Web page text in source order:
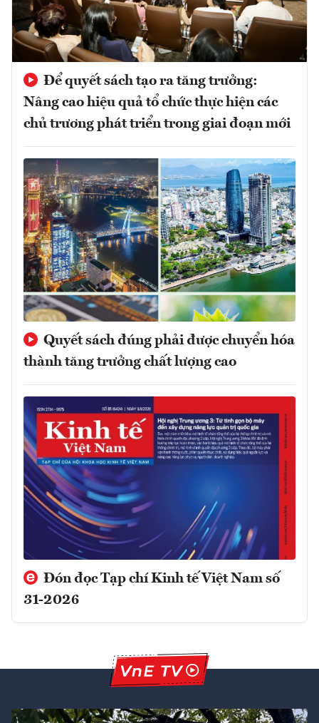
Để quyết sách tạo ra tăng trưởng:
Nâng cao hiệu quả tổ chức thực hiện các
chủ trương phát triển trong giai đoạn mới
Quyết sách đúng phải được chuyển hóa
thành tăng trưởng chất lượng cao
Đón đọc Tạp chí Kinh tế Việt Nam số
31-2026